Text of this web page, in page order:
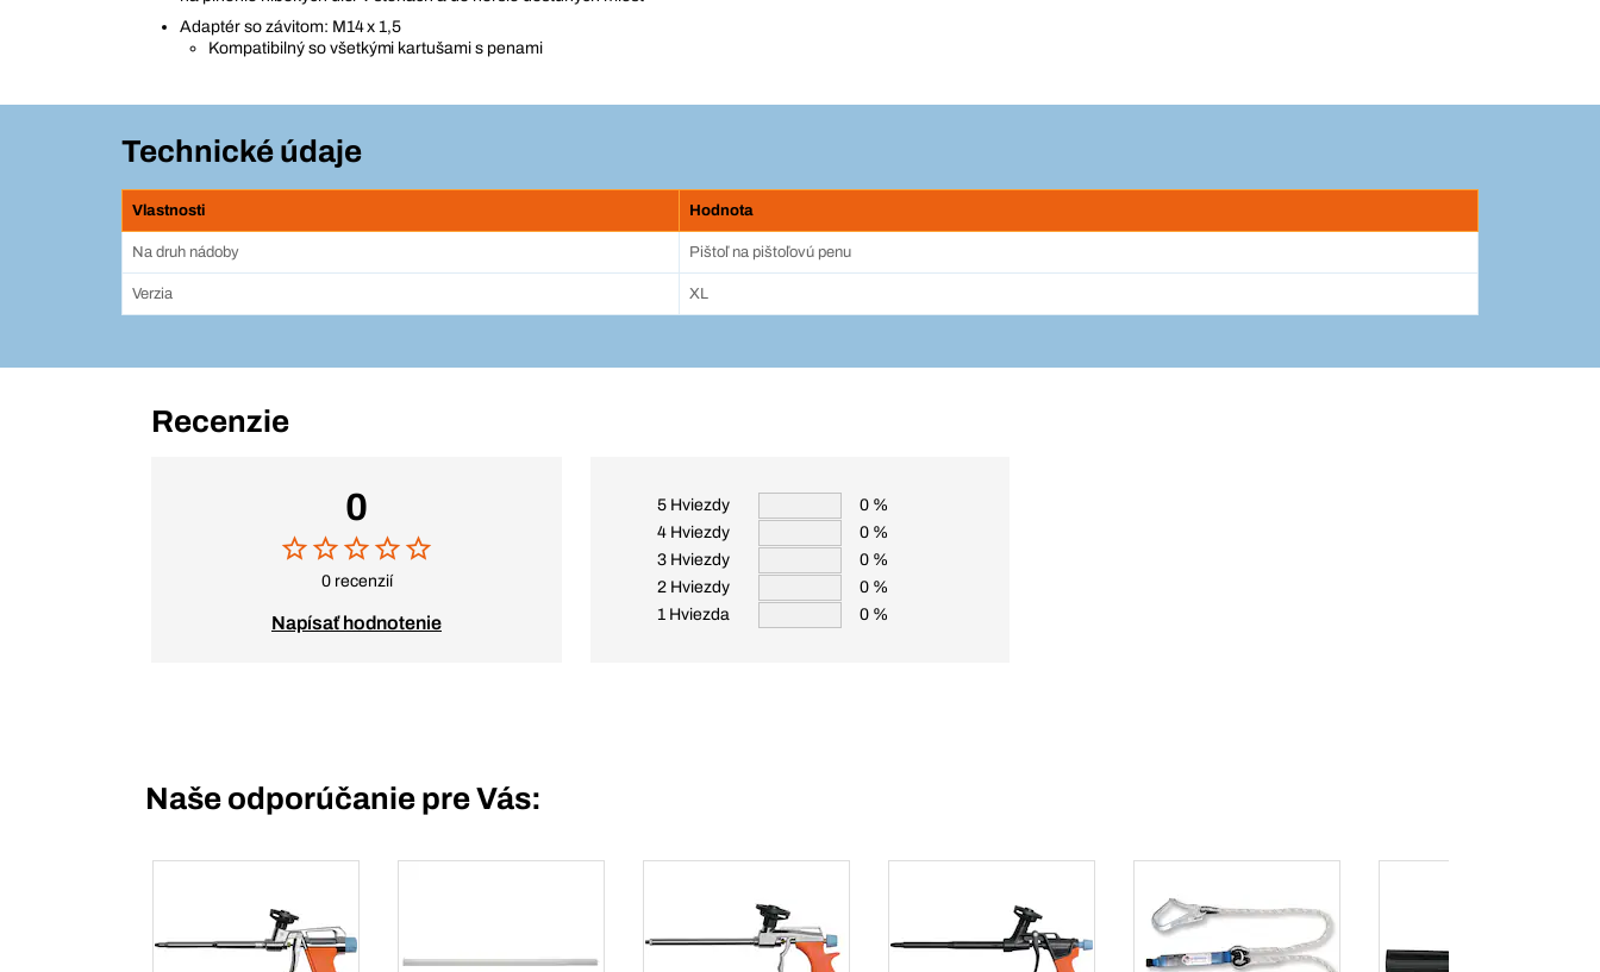
Adaptér so závitom: M14 x 1,5
Kompatibilný so všetkými kartušami s penami
Technické údaje
Vlastnosti Hodnota
Na druh nádoby Pištoľ na pištoľovú penu
Verzia XL
Recenzie
0
0 recenzií
Napísať hodnotenie
5 Hviezdy
0 %
4 Hviezdy
0 %
3 Hviezdy
0 %
2 Hviezdy
0 %
1 Hviezda
0 %
Naše odporúčanie pre Vás: